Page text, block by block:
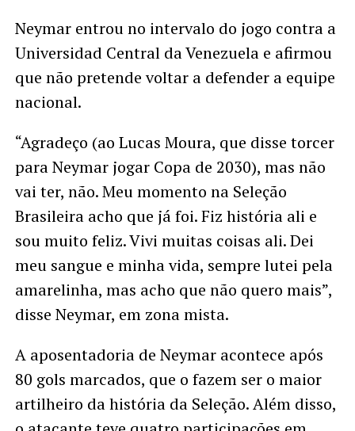
Neymar entrou no intervalo do jogo contra a
Universidad Central da Venezuela e afirmou
que não pretende voltar a defender a equipe
nacional.
“Agradeço (ao Lucas Moura, que disse torcer
para Neymar jogar Copa de 2030), mas não
vai ter, não. Meu momento na Seleção
Brasileira acho que já foi. Fiz história ali e
sou muito feliz. Vivi muitas coisas ali. Dei
meu sangue e minha vida, sempre lutei pela
amarelinha, mas acho que não quero mais”,
disse Neymar, em zona mista.
A aposentadoria de Neymar acontece após
80 gols marcados, que o fazem ser o maior
artilheiro da história da Seleção. Além disso,